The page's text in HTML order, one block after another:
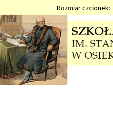
do
głównej
treści
do
wyszukiwarki
Rozmiar czcionek: